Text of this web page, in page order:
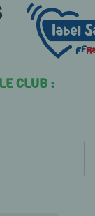
CLUB :